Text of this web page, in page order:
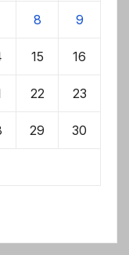
8 9
15 16
22 23
29 30